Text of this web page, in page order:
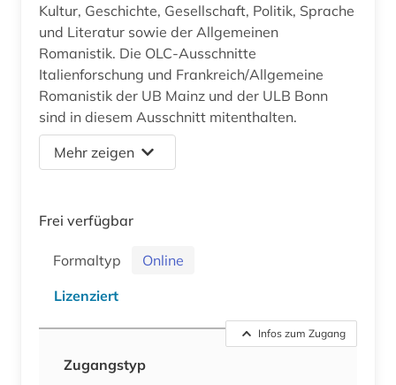
Kultur, Geschichte, Gesellschaft, Politik, Sprache
und Literatur sowie der Allgemeinen
Romanistik. Die OLC-Ausschnitte
Italienforschung und Frankreich/Allgemeine
Romanistik der UB Mainz und der ULB Bonn
sind in diesem Ausschnitt mitenthalten.
Mehr zeigen
Frei verfügbar
Formaltyp
Online
Lizenziert
Infos zum Zugang
Zugangstyp